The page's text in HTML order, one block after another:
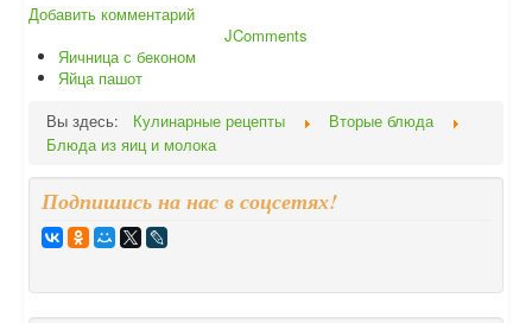
Добавить комментарий
JComments
Яичница с беконом
Яйца пашот
Вы здесь:
Кулинарные рецепты
Вторые блюда
Блюда из яиц и молока
Подпишись на нас в соцсетях!